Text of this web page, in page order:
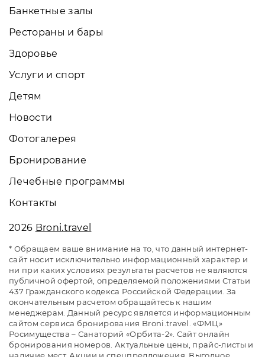
Банкетные залы
Рестораны и бары
Здоровье
Услуги и спорт
Детям
Новости
Фотогалерея
Бронирование
Лечебные программы
Контакты
2026 Broni.travel
* Обращаем ваше внимание на то, что данный интернет-
сайт носит исключительно информационный характер и
ни при каких условиях результаты расчетов не являются
публичной офертой, определяемой положениями Статьи
437 Гражданского кодекса Российской Федерации. За
окончательным расчетом обращайтесь к нашим
менеджерам. Данный ресурс является информационным
сайтом сервиса бронирования Broni.travel. «ФМЦ»
Росимущества – Санаторий «Орбита-2». Сайт онлайн
бронирования номеров. Актуальные цены, прайс-листы и
наличие мест. Акции и спецпредложения. Выгодное